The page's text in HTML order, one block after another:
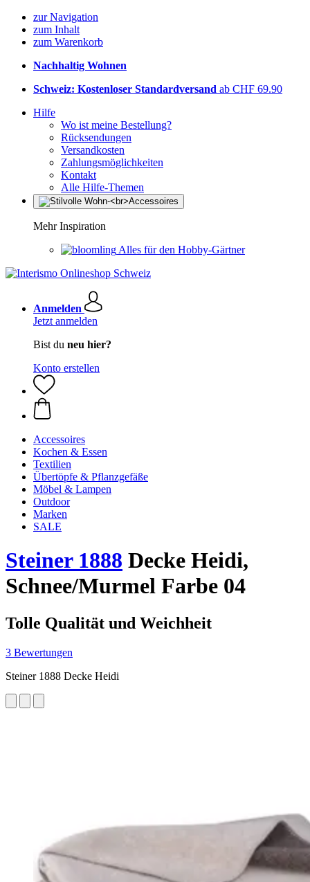
zur Navigation
zum Inhalt
zum Warenkorb
Nachhaltig Wohnen
Schweiz: Kostenloser Standardversand ab CHF 69.90
Hilfe
Wo ist meine Bestellung?
Rücksendungen
Versandkosten
Zahlungsmöglichkeiten
Kontakt
Alle Hilfe-Themen
Mehr Inspiration
Alles für den Hobby-Gärtner
Anmelden
Jetzt anmelden
Bist du neu hier?
Konto erstellen
Accessoires
Kochen & Essen
Textilien
Übertöpfe & Pflanzgefäße
Möbel & Lampen
Outdoor
Marken
SALE
Steiner 1888 Decke Heidi,
Schnee/Murmel Farbe 04
Tolle Qualität und Weichheit
3 Bewertungen
Steiner 1888 Decke Heidi